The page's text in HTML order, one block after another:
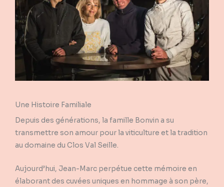
Une Histoire Familiale
Depuis des générations, la famille Bonvin a su
transmettre son amour pour la viticulture et la tradition
au domaine du Clos Val Seille.
Aujourd’hui, Jean-Marc perpétue cette mémoire en
élaborant des cuvées uniques en hommage à son père,